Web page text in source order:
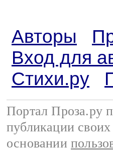
Авторы
Вход для
Стихи.ру
Портал Проза.ру
публикации
основании